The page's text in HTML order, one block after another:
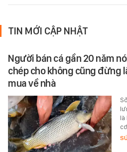
TIN MỚI CẬP NHẬT
Người bán cá gần 20 năm
chép cho không cũng đừng
mua về nhà
là